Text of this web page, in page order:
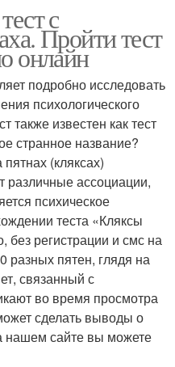
с
Пройти тест
онлайн
подробно исследовать
психологического
также известен как тест
странное название?
(кляксах)
ассоциации,
психическое
теста «Кляксы
регистрации и смс на
разных пятен, глядя на
связанный с
во время просмотра
сделать выводы о
нашем сайте вы можете